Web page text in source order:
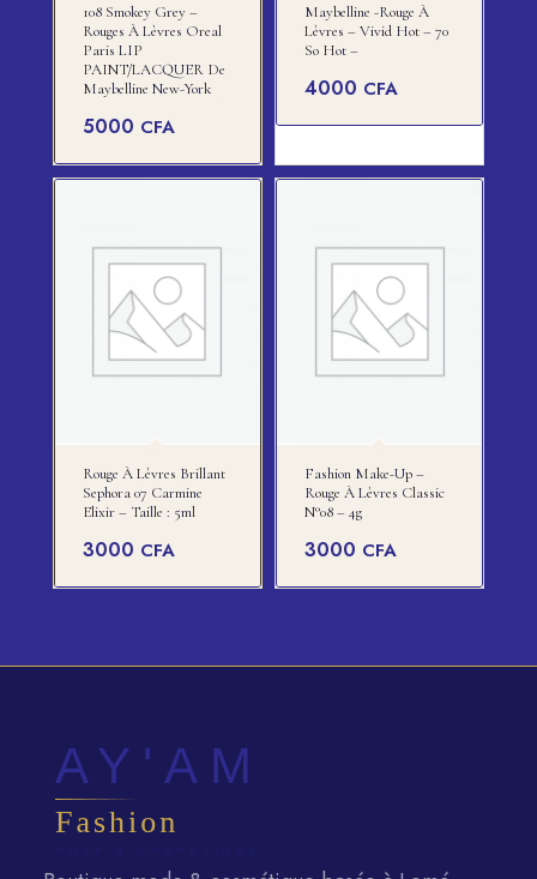
108 Smokey Grey –
Rouges À Lèvres Oreal
Paris LIP
PAINT/LACQUER De
Maybelline New-York
5000 CFA
Maybelline -rouge À
Lèvres – Vivid Hot – 70
So Hot –
4000 CFA
Rouge À Lèvres Brillant
Sephora 07 Carmine
Elixir – Taille : 5ml
3000 CFA
Fashion Make-Up –
Rouge À Lèvres Classic
N°08 – 4g
3000 CFA